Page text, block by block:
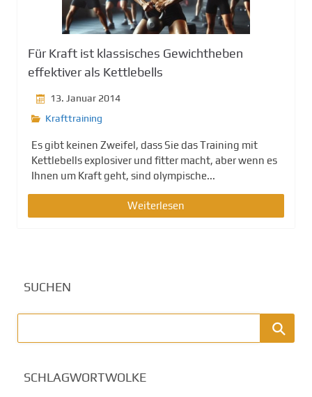
Für Kraft ist klassisches Gewichtheben
effektiver als Kettlebells
13. Januar 2014
Krafttraining
Es gibt keinen Zweifel, dass Sie das Training mit
Kettlebells explosiver und fitter macht, aber wenn es
Ihnen um Kraft geht, sind olympische...
Weiterlesen
SUCHEN
SCHLAGWORTWOLKE